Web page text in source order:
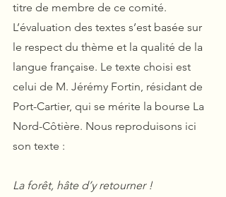
titre de membre de ce comité.
L’évaluation des textes s’est basée sur
le respect du thème et la qualité de la
langue française. Le texte choisi est
celui de M. Jérémy Fortin, résidant de
Port-Cartier, qui se mérite la bourse La
Nord-Côtière. Nous reproduisons ici
son texte :
La forêt, hâte d’y retourner !